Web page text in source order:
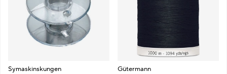
Symaskinskungen Gütermann